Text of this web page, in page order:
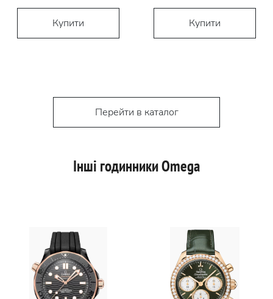
Купити Купити
Перейти в каталог
Інші годинники Omega